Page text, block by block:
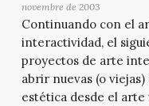
novembre de 2003
Continuando con el
interactividad, el
proyectos de arte
abrir nuevas (o
estética desde el